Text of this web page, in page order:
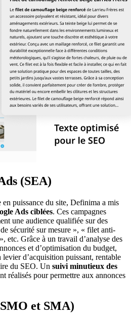
(SEA)
puissance du site, Definima a mis
Ads ciblées. Ces campagnes
une audience qualifiée sur des
sécurité sur mesure », « filet anti-
etc. Grâce à un travail d’analyse des
et d’optimisation du budget,
d’acquisition puissant, rentable
du SEO. Un suivi minutieux des
réalisés pour permettre aux annonces
et SMA)